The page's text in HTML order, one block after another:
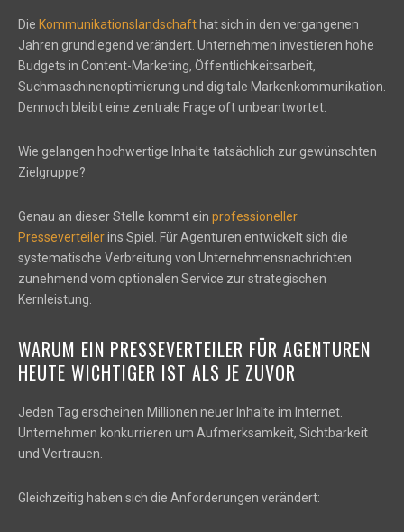
Die Kommunikationslandschaft hat sich in den vergangenen
Jahren grundlegend verändert. Unternehmen investieren hohe
Budgets in Content-Marketing, Öffentlichkeitsarbeit,
Suchmaschinenoptimierung und digitale Markenkommunikation.
Dennoch bleibt eine zentrale Frage oft unbeantwortet:
Wie gelangen hochwertige Inhalte tatsächlich zur gewünschten
Zielgruppe?
Genau an dieser Stelle kommt ein professioneller
Presseverteilerins Spiel. Für Agenturen entwickelt sich die
systematische Verbreitung von Unternehmensnachrichten
zunehmend vom optionalen Service zur strategischen
Kernleistung.
WARUM EIN PRESSEVERTEILER FÜR AGENTUREN
HEUTE WICHTIGER IST ALS JE ZUVOR
Jeden Tag erscheinen Millionen neuer Inhalte im Internet.
Unternehmen konkurrieren um Aufmerksamkeit, Sichtbarkeit
und Vertrauen.
Gleichzeitig haben sich die Anforderungen verändert: